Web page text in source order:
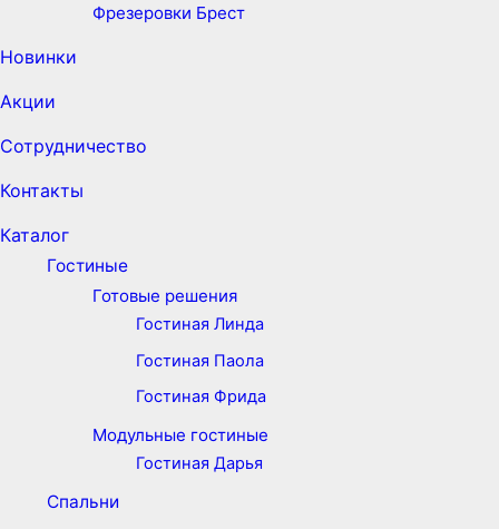
Фрезеровки Брест
Новинки
Акции
Сотрудничество
Контакты
Каталог
Гостиные
Готовые решения
Гостиная Линда
Гостиная Паола
Гостиная Фрида
Модульные гостиные
Гостиная Дарья
Спальни